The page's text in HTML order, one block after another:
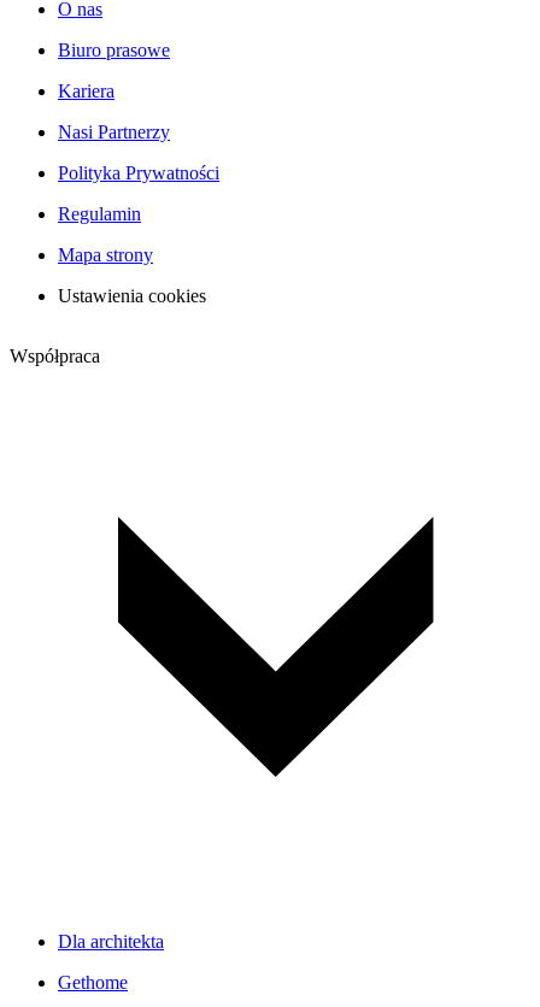
O nas
Biuro prasowe
Kariera
Nasi Partnerzy
Polityka Prywatności
Regulamin
Mapa strony
Ustawienia cookies
Współpraca
Dla architekta
Gethome